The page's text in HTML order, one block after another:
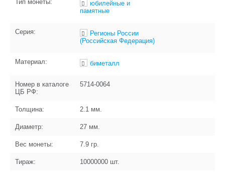
Тип монеты:
юбилейные и
памятные
Серия:
Регионы России
(Российская Федерация)
Материал: биметалл
Номер в каталоге
ЦБ РФ:
5714-0064
Толщина: 2.1 мм.
Диаметр: 27 мм.
Вес монеты: 7.9 гр.
Тираж: 10000000 шт.